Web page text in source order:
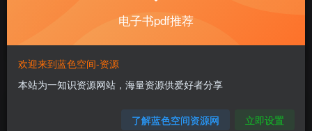
计算机 移动设备 软件下载....
电子书籍下载...
首页 网赚项目 正文
K12教育打粉玩法，一单收入60-200，四大平台同
电子书pdf推荐
欢迎来到蓝色空间-资源
本站为一知识资源网站，海量资源供爱好者分享
了解蓝色空间资源网 立即设置